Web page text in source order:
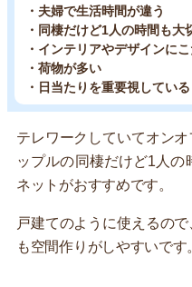
・夫婦で生活時間が違う
・同棲だけど1人の時間も大
・インテリアやデザインに
・荷物が多い
・日当たりを重要視している
テレワークしていてオン
ップルの同棲だけど1人
ネットがおすすめです。
戸建てのように使えるの
も空間作りがしやすいです